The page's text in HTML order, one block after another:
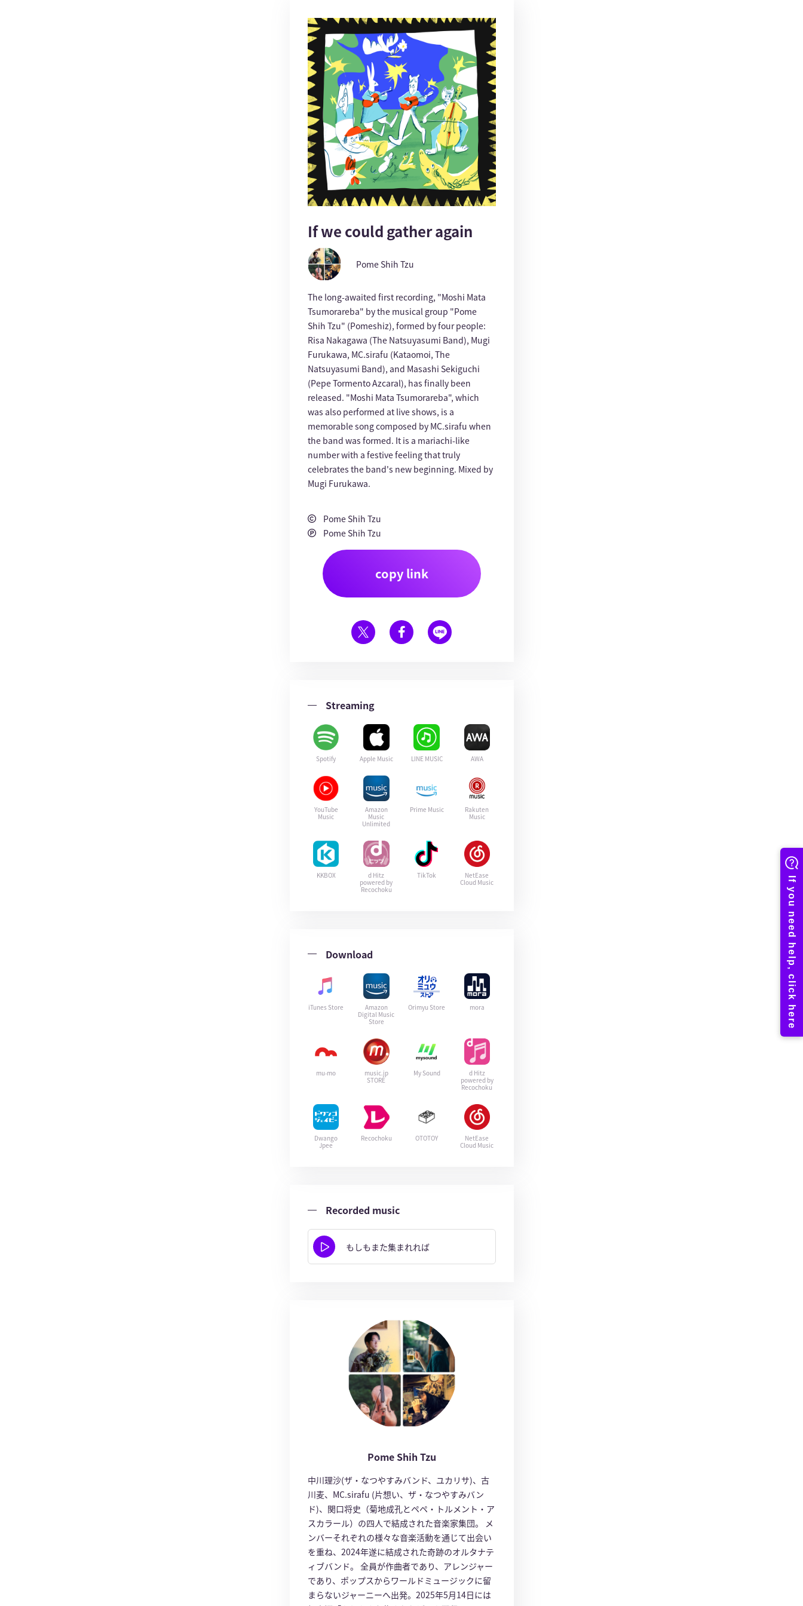
If we could gather again
Pome Shih Tzu
The long-awaited first recording, "Moshi Mata
Tsumorareba" by the musical group "Pome
Shih Tzu" (Pomeshiz), formed by four people:
Risa Nakagawa (The Natsuyasumi Band), Mugi
Furukawa, MC.sirafu (Kataomoi, The
Natsuyasumi Band), and Masashi Sekiguchi
(Pepe Tormento Azcaral), has finally been
released. "Moshi Mata Tsumorareba", which
was also performed at live shows, is a
memorable song composed by MC.sirafu when
the band was formed. It is a mariachi-like
number with a festive feeling that truly
celebrates the band's new beginning. Mixed by
Mugi Furukawa.
Pome Shih Tzu
Pome Shih Tzu
copy link
Streaming
Spotify Apple Music LINE MUSIC AWA
YouTube
Music
Amazon
Music
Unlimited
Prime Music
Rakuten
Music
KKBOX
d Hitz
powered by
Recochoku
TikTok
NetEase
Cloud Music
Download
iTunes Store
Amazon
Digital Music
Store
Orimyu Store mora
mu-mo
music.jp
STORE
My Sound
d Hitz
powered by
Recochoku
Dwango
Jpee
Recochoku OTOTOY
NetEase
Cloud Music
Recorded music
もしもまた集まれれば
Pome Shih Tzu
中川理沙(ザ・なつやすみバンド、ユカリサ)、古
川麦、MC.sirafu (片想い、ザ・なつやすみバン
ド)、関口将史（菊地成孔とペペ・トルメント・ア
スカラール）の四人で結成された音楽家集団。 メ
ンバーそれぞれの様々な音楽活動を通じて出会い
を重ね、2024年遂に結成された奇跡のオルタナテ
ィブバンド。 全員が作曲者であり、アレンジャー
であり、ポップスからワールドミュージックに留
まらないジャーニーへ出発。2025年5月14日には